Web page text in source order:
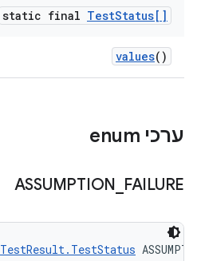
static final TestStatus[]
values()
ערכי enum
ASSUMPTION FAILURE
TestResult.TestStatus